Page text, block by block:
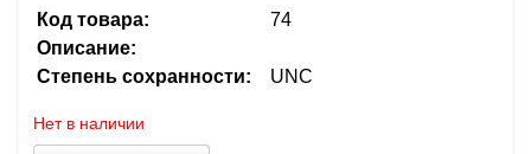
Код товара:
74
Описание:
Степень сохранности:
UNC
Нет в наличии